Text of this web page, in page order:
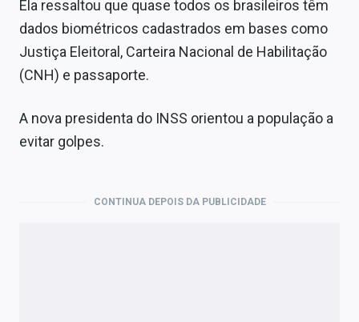
Ela ressaltou que quase todos os brasileiros têm
dados biométricos cadastrados em bases como
Justiça Eleitoral, Carteira Nacional de Habilitação
(CNH) e passaporte.
A nova presidenta do INSS orientou a população a
evitar golpes.
CONTINUA DEPOIS DA PUBLICIDADE